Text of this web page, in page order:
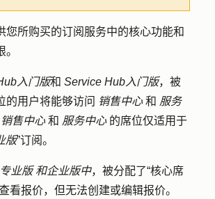
您所购买的订阅服务中的核心功能和
入门版和 Service Hub入门版，被
的用户将能够访问 销售中心 和 服务
销售中心 和 服务中心 的席位仅适用于
版”订阅。
专业版 和企业版中，被分配了“核心席
看报价，但无法创建或编辑报价。